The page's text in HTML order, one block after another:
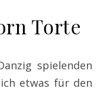
Torte
etwas für den